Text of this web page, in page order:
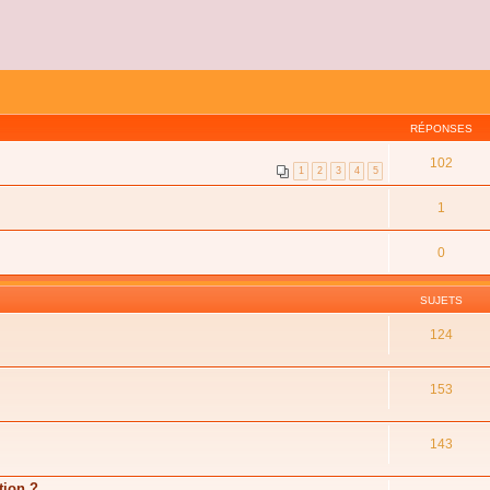
RÉPONSES
1 2 3 4 5 102
1
0
SUJETS
124
153
143